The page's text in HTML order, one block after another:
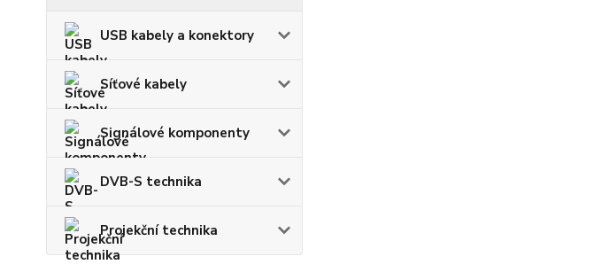
USB kabely a konektory
Síťové kabely
Signálové komponenty
DVB-S technika
Projekční technika